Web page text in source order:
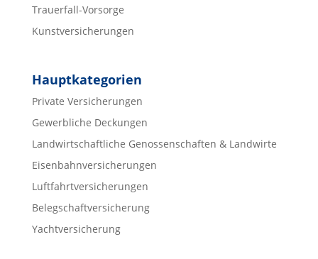
Trauerfall-Vorsorge
Kunstversicherungen
Hauptkategorien
Private Versicherungen
Gewerbliche Deckungen
Landwirtschaftliche Genossenschaften & Landwirte
Eisenbahnversicherungen
Luftfahrtversicherungen
Belegschaftversicherung
Yachtversicherung